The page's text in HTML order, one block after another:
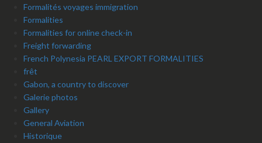
Formalités voyages immigration
Formalities
Formalities for online check-in
Freight forwarding
French Polynesia PEARL EXPORT FORMALITIES
frêt
Gabon, a country to discover
Galerie photos
Gallery
General Aviation
Historique